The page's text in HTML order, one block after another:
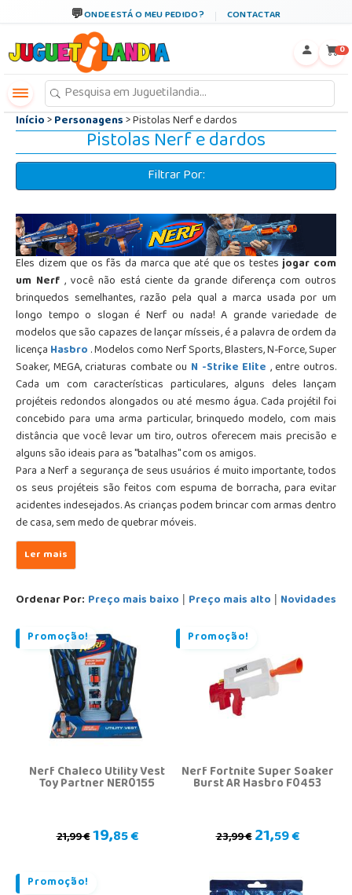
ONDE ESTÁ O MEU PEDIDO? CONTACTAR
0
Início>Personagens> Pistolas Nerf e dardos
Pistolas Nerf e dardos
Filtrar Por:
Eles dizem que os fãs da marca que até que os testesjogar com
um Nerf, você não está ciente da grande diferença com outros
brinquedos semelhantes, razão pela qual a marca usada por um
longo tempo o slogan é Nerf ou nada! A grande variedade de
modelos que são capazes de lançar mísseis, é a palavra de ordem da
licençaHasbro. Modelos como Nerf Sports, Blasters, N-Force, Super
Soaker, MEGA, criaturas combate ou N -Strike Elite , entre outros.
Cada um com características particulares, alguns deles lançam
projéteis redondos alongados ou até mesmo água. Cada projétil foi
concebido para uma arma particular, brinquedo modelo, com mais
distância que você levar um tiro, outros oferecem mais precisão e
alguns são ideais para as "batalhas" com os amigos.
Para a Nerf a segurança de seus usuários é muito importante, todos
os seus projéteis são feitos com espuma de borracha, para evitar
acidentes indesejados. As crianças podem brincar com armas dentro
de casa, sem medo de quebrar móveis.
Ordenar Por: Preço mais baixo | Preço mais alto | Novidades
Promoção!
Nerf Chaleco Utility Vest
Toy Partner NER0155
21,99 €19,85 €
Promoção!
Nerf Fortnite Super Soaker
Burst AR Hasbro F0453
23,99 €21,59 €
Promoção!